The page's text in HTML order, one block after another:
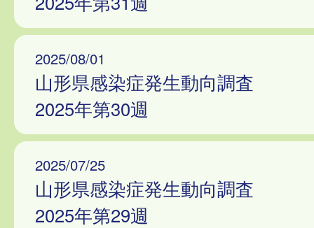
2025/08/01
山形県感染症発生動向調査
2025年第30週
2025/07/25
山形県感染症発生動向調査
2025年第29週